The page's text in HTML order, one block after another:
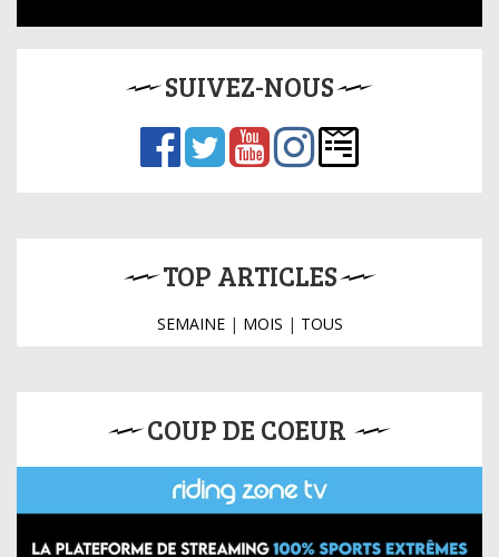
SUIVEZ-NOUS
TOP ARTICLES
SEMAINE| MOIS | TOUS
COUP DE COEUR